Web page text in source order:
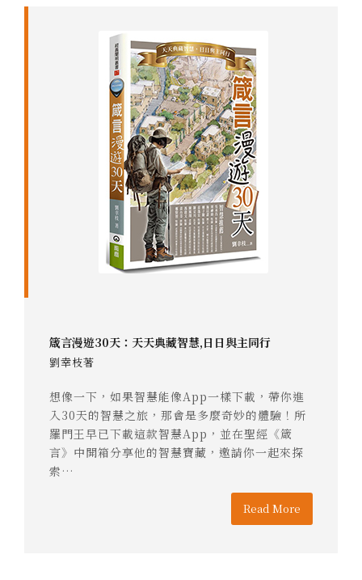
箴言漫遊30天：天天典藏智慧,日日與主同行
劉幸枝著
想像一下，如果智慧能像App一樣下載，帶你進
入30天的智慧之旅，那會是多麼奇妙的體驗！所
羅門王早已下載這款智慧App，並在聖經《箴
言》中開箱分享他的智慧寶藏，邀請你一起來探
索…
Read More